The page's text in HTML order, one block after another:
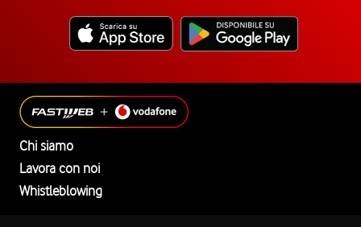
Chi siamo
Lavora con noi
Whistleblowing